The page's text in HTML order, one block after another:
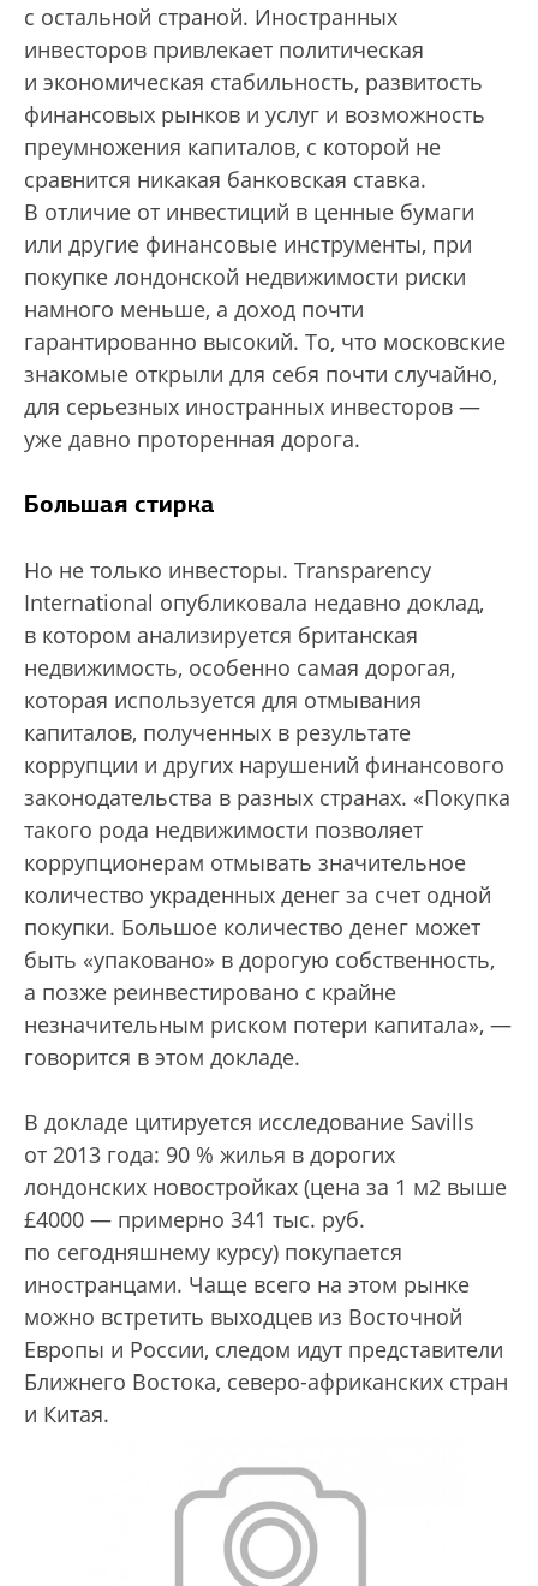
с остальной страной. Иностранных
инвесторов привлекает политическая
и экономическая стабильность, развитость
финансовых рынков и услуг и возможность
преумножения капиталов, с которой не
сравнится никакая банковская ставка.
В отличие от инвестиций в ценные бумаги
или другие финансовые инструменты, при
покупке лондонской недвижимости риски
намного меньше, а доход почти
гарантированно высокий. То, что московские
знакомые открыли для себя почти случайно,
для серьезных иностранных инвесторов —
уже давно проторенная дорога.
Большая стирка
Но не только инвесторы. Transparency
International опубликовала недавно доклад,
в котором анализируется британская
недвижимость, особенно самая дорогая,
которая используется для отмывания
капиталов, полученных в результате
коррупции и других нарушений финансового
законодательства в разных странах. «Покупка
такого рода недвижимости позволяет
коррупционерам отмывать значительное
количество украденных денег за счет одной
покупки. Большое количество денег может
быть «упаковано» в дорогую собственность,
а позже реинвестировано с крайне
незначительным риском потери капитала», —
говорится в этом докладе.
В докладе цитируется исследование Savills
от 2013 года: 90 % жилья в дорогих
лондонских новостройках (цена за 1 м2 выше
£4000 — примерно 341 тыс. руб.
по сегодняшнему курсу) покупается
иностранцами. Чаще всего на этом рынке
можно встретить выходцев из Восточной
Европы и России, следом идут представители
Ближнего Востока, северо-африканских стран
и Китая.